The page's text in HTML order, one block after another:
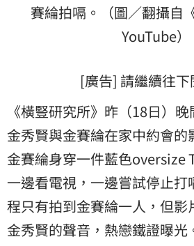
賽綸拍嗝。（圖／翻攝自
YouTube）
[廣告] 請繼續往
《橫豎研究所》昨（18日）
金秀賢與金賽綸在家中約會的
金賽綸身穿一件藍色oversize
一邊看電視，一邊嘗試停止打
程只有拍到金賽綸一人，但影
金秀賢的聲音，熱戀鐵證曝光